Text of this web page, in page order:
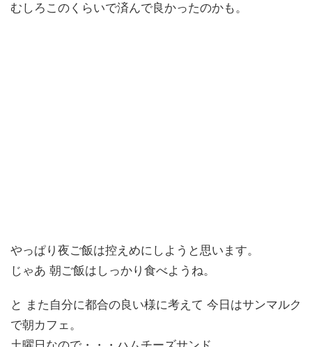
むしろこのくらいで済んで良かったのかも。
やっぱり夜ご飯は控えめにしようと思います。
じゃあ 朝ご飯はしっかり食べようね。
と また自分に都合の良い様に考えて 今日はサンマルク
で朝カフェ。